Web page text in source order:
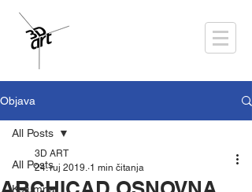
Objava
All Posts
Kolumna
All Posts
3D ART
24. ruj 2019. 1 min čitanja